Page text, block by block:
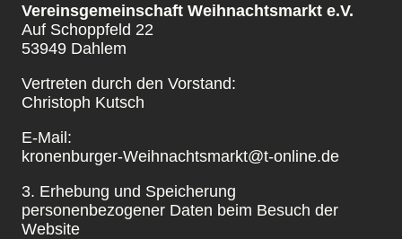
Vereinsgemeinschaft Weihnachtsmarkt e.V.
Auf Schoppfeld 22
53949 Dahlem
Vertreten durch den Vorstand:
Christoph Kutsch
E-Mail:
kronenburger-Weihnachtsmarkt@t-online.de
3. Erhebung und Speicherung
personenbezogener Daten beim Besuch der
Website